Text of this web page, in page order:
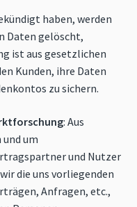
haben, werden
Daten gelöscht,
ist aus gesetzlichen
Kunden, ihre Daten
zu sichern.
: Aus
um
und Nutzer
die uns vorliegenden
Anfragen, etc.,